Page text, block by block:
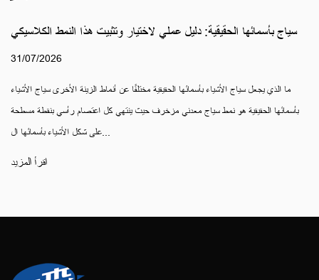
سياج بأسمائها الحقيقية: دليل عملي لاختيار وتثبيت هذا النمط الكلاسيكي
31/07/2026
ما الذي يجعل سياج الأشياء بأسمائها الحقيقية مختلفًا عن أنماط الزينة الأخرى سياج الأشياء
بأسمائها الحقيقية هو نمط سياج معدني مزخرف حيث ينتهي كل اعتصام رأسي بنقطة مسطحة
اقرأ المزيد